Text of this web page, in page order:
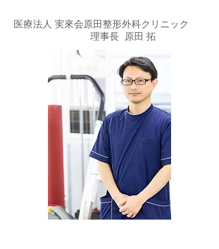
医療法人 実來会原田整形外科クリニック
理事長 原田 拓